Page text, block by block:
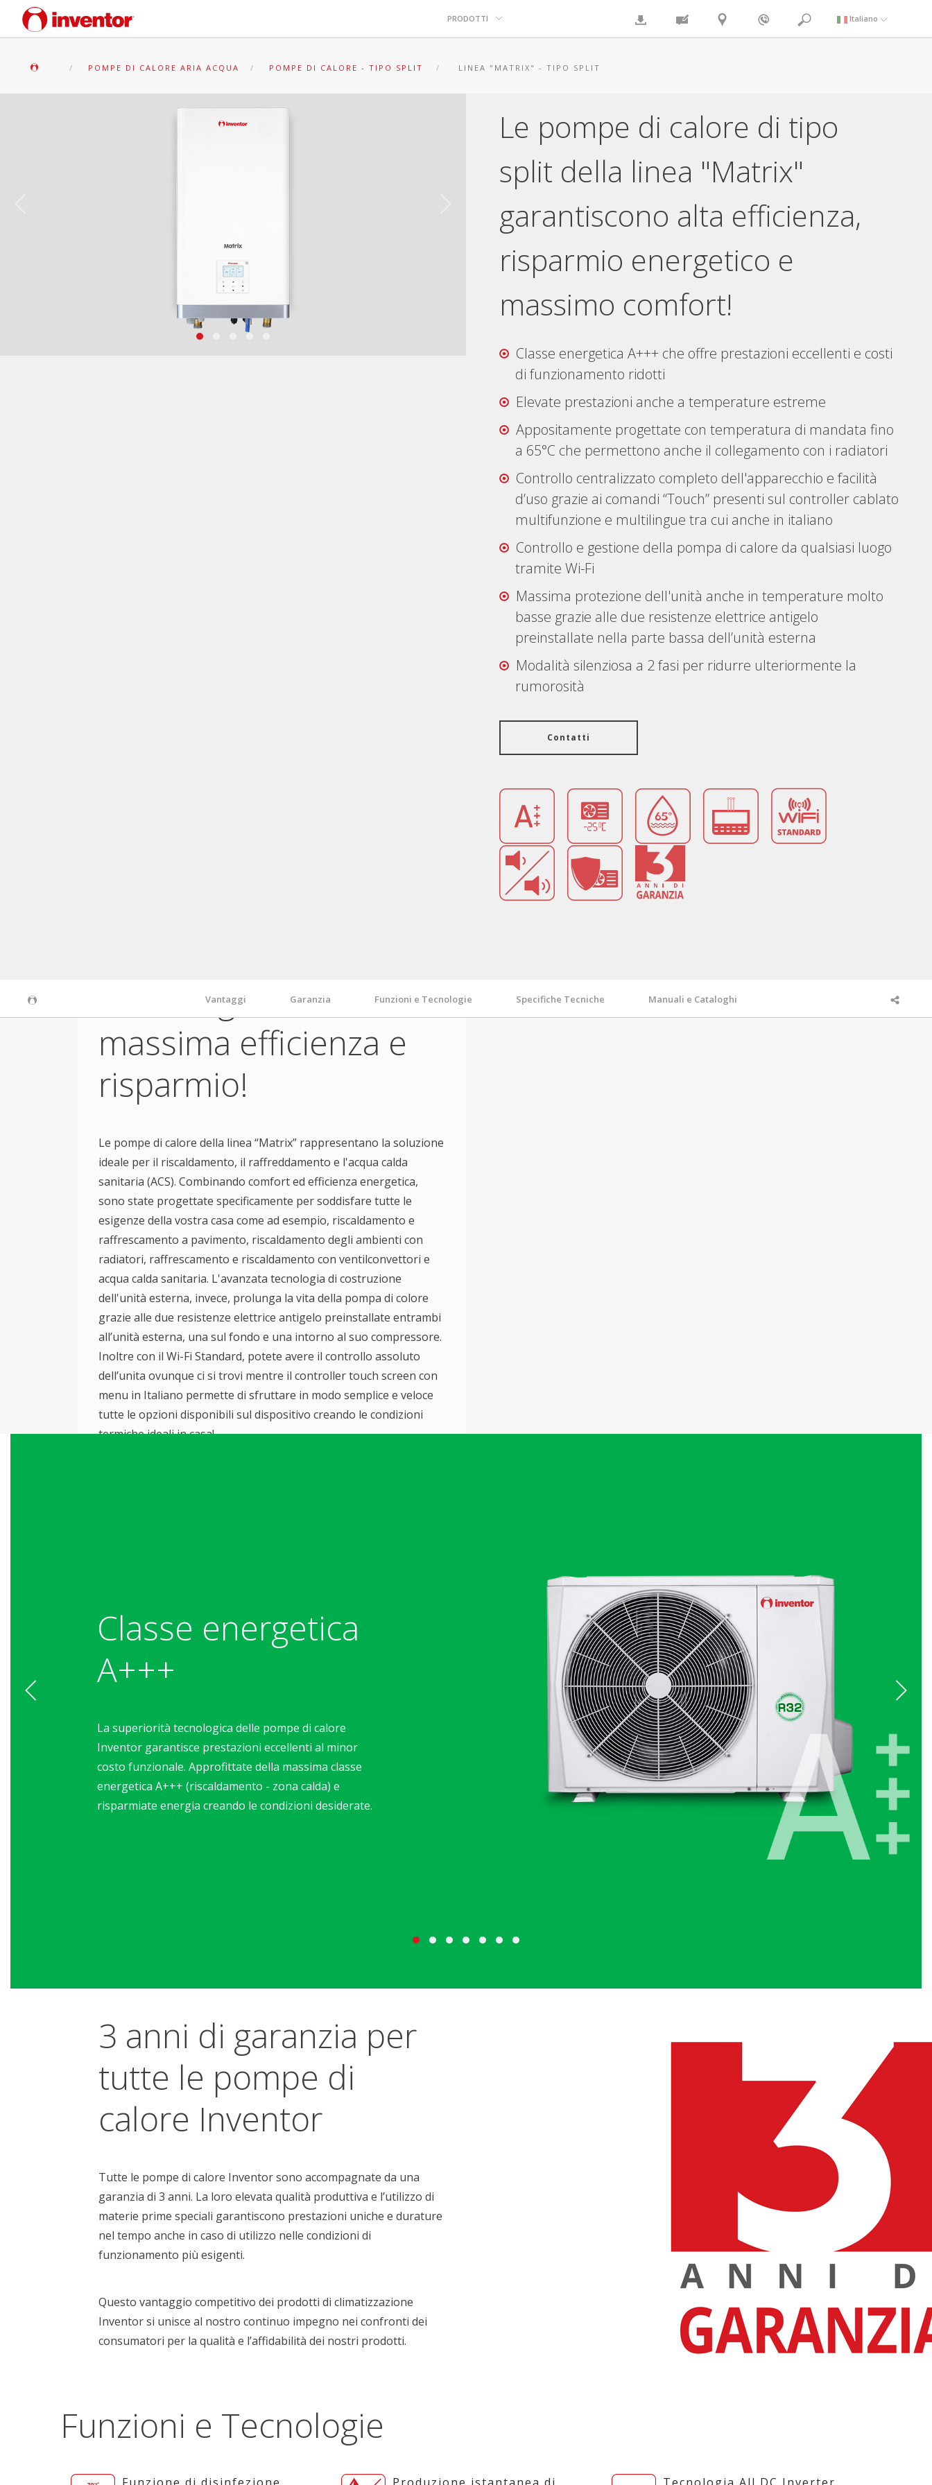
PRODOTTI Italiano
POMPE DI CALORE ARIA ACQUA POMPE DI CALORE - TIPO SPLIT LINEA "MATRIX" - TIPO SPLIT
Le pompe di calore di tipo
split della linea "Matrix"
garantiscono alta efficienza,
risparmio energetico e
massimo comfort!
Classe energetica A+++ che offre prestazioni eccellenti e costi
di funzionamento ridotti
Elevate prestazioni anche a temperature estreme
Appositamente progettate con temperatura di mandata fino
a 65°C che permettono anche il collegamento con i radiatori
Controllo centralizzato completo dell'apparecchio e facilità
d’uso grazie ai comandi “Touch” presenti sul controller cablato
multifunzione e multilingue tra cui anche in italiano
Controllo e gestione della pompa di calore da qualsiasi luogo
tramite Wi-Fi
Massima protezione dell'unità anche in temperature molto
basse grazie alle due resistenze elettrice antigelo
preinstallate nella parte bassa dell’unità esterna
Modalità silenziosa a 2 fasi per ridurre ulteriormente la
rumorosità
Contatti
Vantaggi Garanzia Funzioni e Tecnologie Specifiche Tecniche Manuali e Cataloghi
Tecnologia avanzata,
massima efficienza e
risparmio!
Le pompe di calore della linea “Matrix” rappresentano la soluzione
ideale per il riscaldamento, il raffreddamento e l'acqua calda
sanitaria (ACS). Combinando comfort ed efficienza energetica,
sono state progettate specificamente per soddisfare tutte le
esigenze della vostra casa come ad esempio, riscaldamento e
raffrescamento a pavimento, riscaldamento degli ambienti con
radiatori, raffrescamento e riscaldamento con ventilconvettori e
acqua calda sanitaria. L'avanzata tecnologia di costruzione
dell'unità esterna, invece, prolunga la vita della pompa di colore
grazie alle due resistenze elettrice antigelo preinstallate entrambi
all’unità esterna, una sul fondo e una intorno al suo compressore.
Inoltre con il Wi-Fi Standard, potete avere il controllo assoluto
dell’unita ovunque ci si trovi mentre il controller touch screen con
menu in Italiano permette di sfruttare in modo semplice e veloce
tutte le opzioni disponibili sul dispositivo creando le condizioni
termiche ideali in casa!
Classe energetica
A+++
La superiorità tecnologica delle pompe di calore
Inventor garantisce prestazioni eccellenti al minor
costo funzionale. Approfittate della massima classe
energetica A+++ (riscaldamento - zona calda) e
risparmiate energia creando le condizioni desiderate.
3 anni di garanzia per
tutte le pompe di
calore Inventor
Tutte le pompe di calore Inventor sono accompagnate da una
garanzia di 3 anni. La loro elevata qualità produttiva e l’utilizzo di
materie prime speciali garantiscono prestazioni uniche e durature
nel tempo anche in caso di utilizzo nelle condizioni di
funzionamento più esigenti.
Questo vantaggio competitivo dei prodotti di climatizzazione
Inventor si unisce al nostro continuo impegno nei confronti dei
consumatori per la qualità e l’affidabilità dei nostri prodotti.
Funzioni e Tecnologie